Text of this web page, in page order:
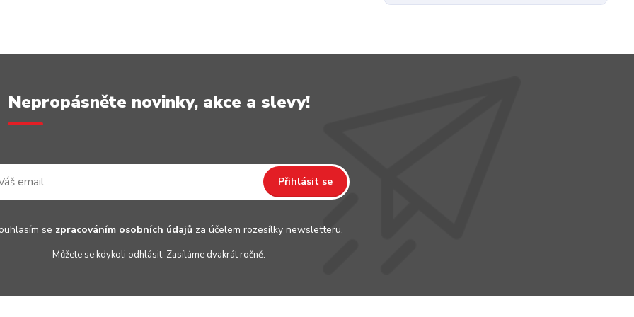
Nepropásněte novinky, akce a slevy!
Přihlásit se
se zpracováním osobních údajůza účelem rozesílky newsletteru.
Můžete se kdykoli odhlásit. Zasíláme dvakrát ročně.